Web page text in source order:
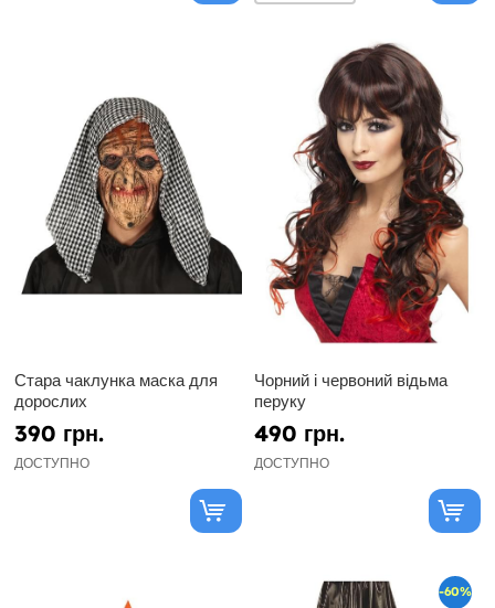
Стара чаклунка маска для
дорослих
390 грн.
ДОСТУПНО
Чорний і червоний відьма
перуку
490 грн.
ДОСТУПНО
-60%